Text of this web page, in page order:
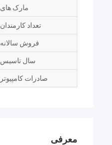
مارک های
تعداد کارمندان
فروش سالانه
سال تاسیس
صادرات کامپیوتر
معرفی